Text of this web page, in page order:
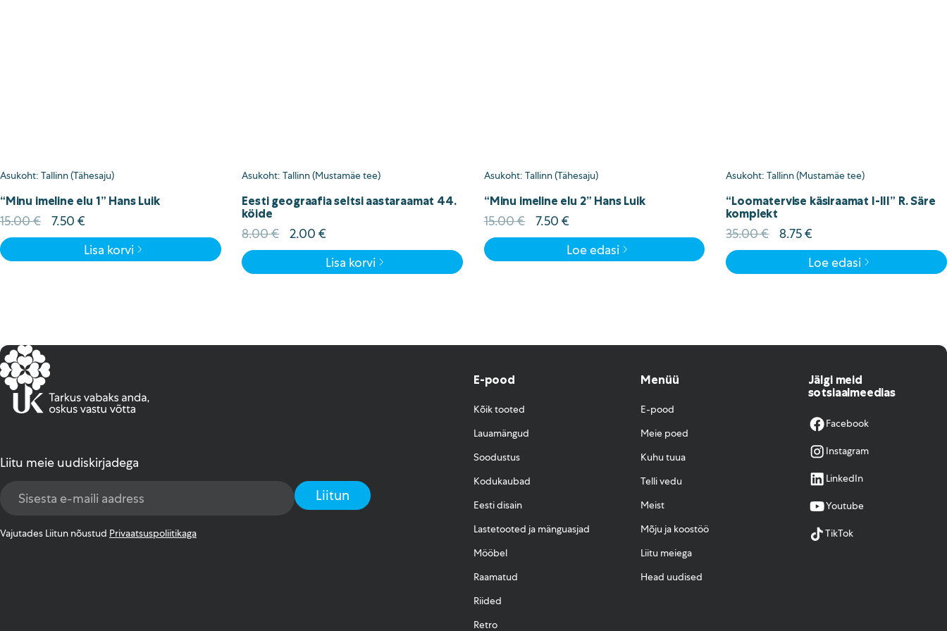
Asukoht: Tallinn (Tähesaju)
“Minu imeline elu 1” Hans Luik
15.00€
Algne
hind
7.50 €
price
is:
Lisa korvi
Asukoht: Tallinn (Mustamäe tee)
Eesti geograafia seltsi aastaraamat 44.
köide
8.00€
Algne
hind
2.00€
price
is:
Lisa korvi
Asukoht: Tallinn (Tähesaju)
“Minu imeline elu 2” Hans Luik
15.00€
Algne
hind
7.50 €Current
price
is:
Loe edasi
Asukoht: Tallinn (Mustamäe tee)
“Loomatervise käsiraamat I-III” R. Säre
komplekt
35.00€
Algne
hind
8.75€
price
is:
Loe edasi
Liitu meie uudiskirjadega
Address
Vajutades Liitun nõustud Privaatsuspoliitikaga
E-pood
Kõik tooted
Lauamängud
Soodustus
Kodukaubad
Eesti disain
Lastetooted ja mänguasjad
Mööbel
Raamatud
Riided
Retro
Menüü
E-pood
Meie poed
Kuhu tuua
Telli vedu
Meist
Mõju ja koostöö
Liitu meiega
Head uudised
Jälgi meid
sotsiaalmeedias
Facebook
Instagram
LinkedIn
Youtube
TikTok